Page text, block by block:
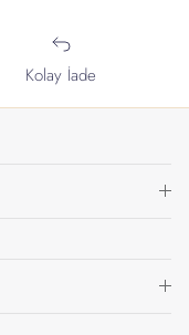
Kolay İade